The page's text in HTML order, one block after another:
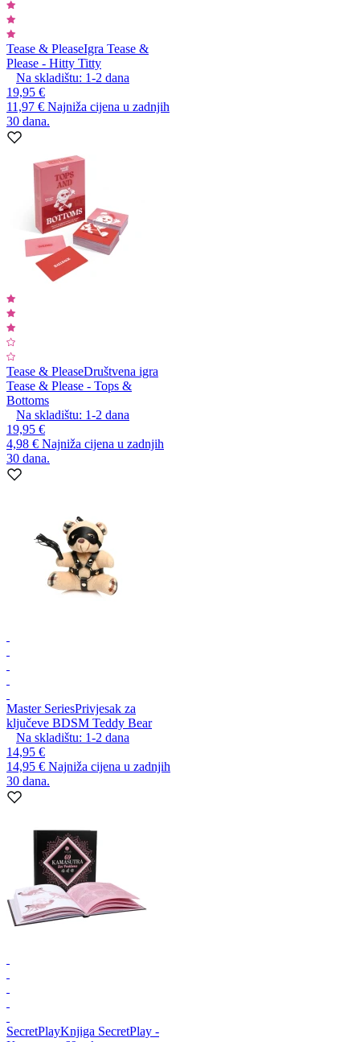
Tease & PleaseIgra Tease &
Please - Hitty Titty
Na skladištu: 1-2 dana
19,95 €
11,97 € Najniža cijena u zadnjih
30 dana.
Tease & PleaseDruštvena igra
Tease & Please - Tops &
Bottoms
Na skladištu: 1-2 dana
19,95 €
4,98 € Najniža cijena u zadnjih
30 dana.
Master SeriesPrivjesak za
ključeve BDSM Teddy Bear
Na skladištu: 1-2 dana
14,95 €
14,95 € Najniža cijena u zadnjih
30 dana.
SecretPlayKnjiga SecretPlay -